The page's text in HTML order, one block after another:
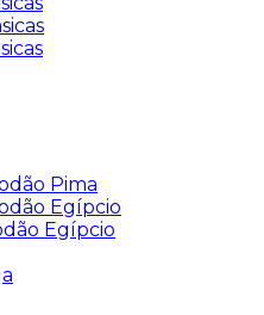
Pima
Egípcio
Egípcio